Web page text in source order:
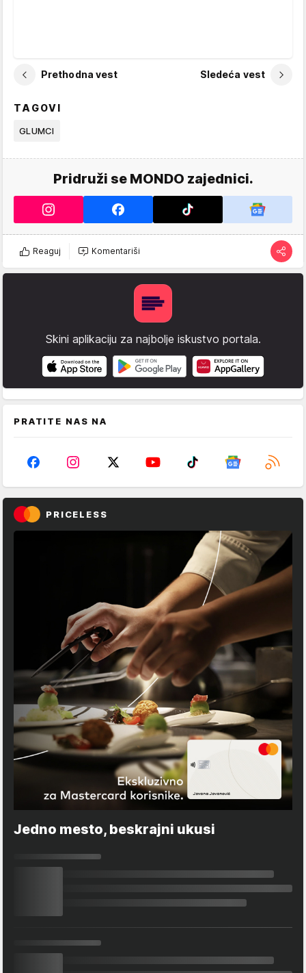
Prethodna vest Sledeća vest
TAGOVI
GLUMCI
Pridruži se MONDO zajednici.
Reaguj Komentariši
Skini aplikaciju za najbolje iskustvo portala.
PRATITE NAS NA
PRICELESS
Jedno mesto, beskrajni ukusi